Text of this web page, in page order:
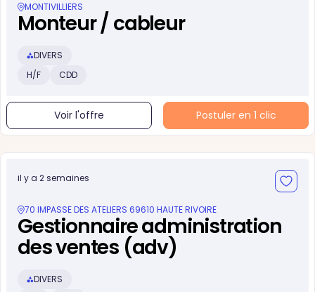
MONTIVILLIERS
Monteur / cableur
DIVERS
H/F
CDD
Voir l'offre Postuler en 1 clic
il y a 2 semaines
70 IMPASSE DES ATELIERS 69610 HAUTE RIVOIRE
Gestionnaire administration
des ventes (adv)
DIVERS